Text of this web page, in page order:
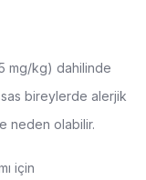
mg/kg) dahilinde
bireylerde alerjik
neden olabilir.
için